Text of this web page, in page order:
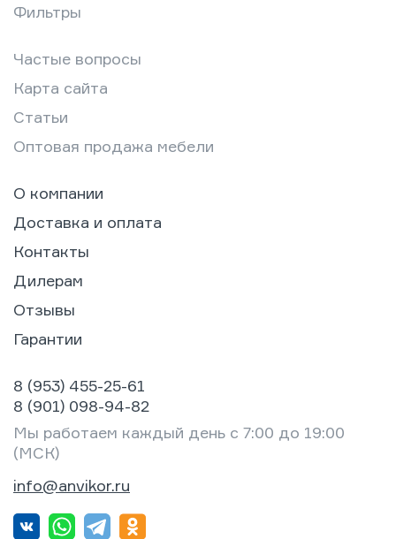
Фильтры
Частые вопросы
Карта сайта
Статьи
Оптовая продажа мебели
О компании
Доставка и оплата
Контакты
Дилерам
Отзывы
Гарантии
8 (953) 455-25-61
8 (901) 098-94-82
Мы работаем каждый день с 7:00 до 19:00
(МСК)
info@anvikor.ru